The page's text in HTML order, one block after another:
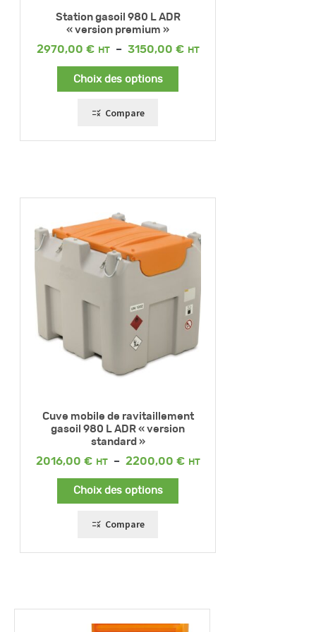
Station gasoil 980 L ADR
« version premium »
2970,00 € – 3150,00 €
Plage
Choix des options
Compare
Cuve mobile de ravitaillement
gasoil 980 L ADR « version
standard »
2016,00 € – 2200,00 €
Plage
Choix des options
Compare